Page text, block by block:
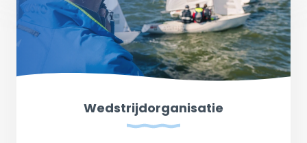
Wedstrijdorganisatie